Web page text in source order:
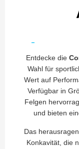
Entdecke die
Wahl für
Wert auf
Verfügbar in
Felgen
und bieten
Das
Konkavität, die